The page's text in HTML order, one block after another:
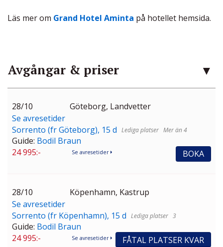
Läs mer om Grand Hotel Aminta på hotellet hemsida.
Avgångar & priser
28/10
Se avresetider
Göteborg, Landvetter
Sorrento (fr Göteborg), 15 d
Guide: Bodil Braun
Mer än 4
24 995:- BOKA
Se avresetider
28/10
Se avresetider
Köpenhamn, Kastrup
Sorrento (fr Köpenhamn), 15 d
Guide: Bodil Braun
3
24 995:- FÅTAL PLATSER KVAR
Se avresetider